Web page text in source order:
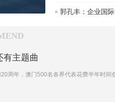
郭孔丰：企业国
有主题曲
20周年，澳门500名各界代表花费半年时